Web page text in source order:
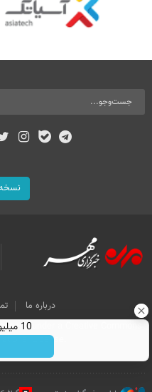
درباره ما
under a Creative Commons
License.
10 میلیون طلا بخر، آخر ماه 2 برابرشو ببر🔥